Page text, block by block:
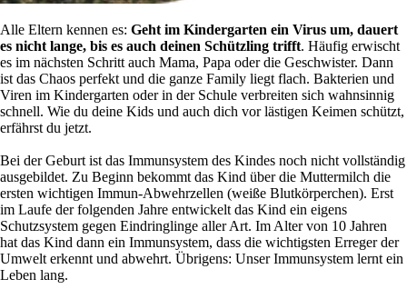
Alle Eltern kennen es: Geht im Kindergarten ein Virus um, dauert
es nicht lange, bis es auch deinen Schützling trifft. Häufig erwischt
es im nächsten Schritt auch Mama, Papa oder die Geschwister. Dann
ist das Chaos perfekt und die ganze Family liegt flach. Bakterien und
Viren im Kindergarten oder in der Schule verbreiten sich wahnsinnig
schnell. Wie du deine Kids und auch dich vor lästigen Keimen schützt,
erfährst du jetzt.
Bei der Geburt ist das Immunsystem des Kindes noch nicht vollständig
ausgebildet. Zu Beginn bekommt das Kind über die Muttermilch die
ersten wichtigen Immun-Abwehrzellen (weiße Blutkörperchen). Erst
im Laufe der folgenden Jahre entwickelt das Kind ein eigens
Schutzsystem gegen Eindringlinge aller Art. Im Alter von 10 Jahren
hat das Kind dann ein Immunsystem, dass die wichtigsten Erreger der
Umwelt erkennt und abwehrt. Übrigens: Unser Immunsystem lernt ein
Leben lang.